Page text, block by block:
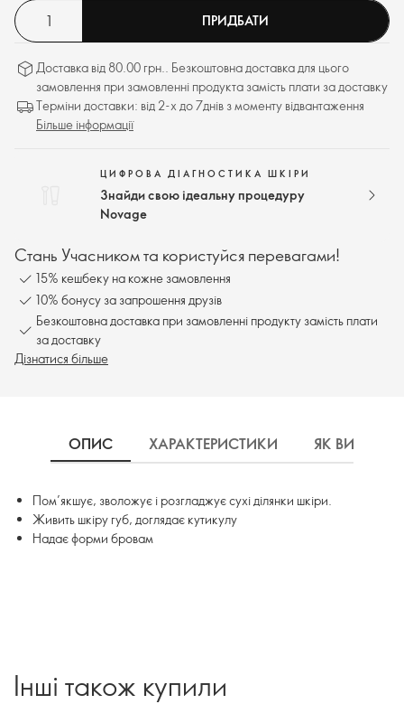
ПРИДБАТИ
Доставка від 80.00 грн.. Безкоштовна доставка для цього
замовлення при замовленні продукта замість плати за доставку
Терміни доставки: від 2-х до 7днів з моменту відвантаження
Більше інформації
ЦИФРОВА ДІАГНОСТИКА ШКІРИ
Знайди свою ідеальну процедуру
Novage
Стань Учасником та користуйся перевагами!
15% кешбеку на кожне замовлення
10% бонусу за запрошення друзів
Безкоштовна доставка при замовленні продукту замість плати
за доставку
Дізнатися більше
ОПИС ХАРАКТЕРИСТИКИ ЯК
Пом’якшує, зволожує і розгладжує сухі ділянки шкіри.
Живить шкіру губ, доглядає кутикулу
Надає форми бровам
Інші також купили